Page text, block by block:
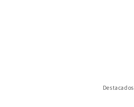
Destacados